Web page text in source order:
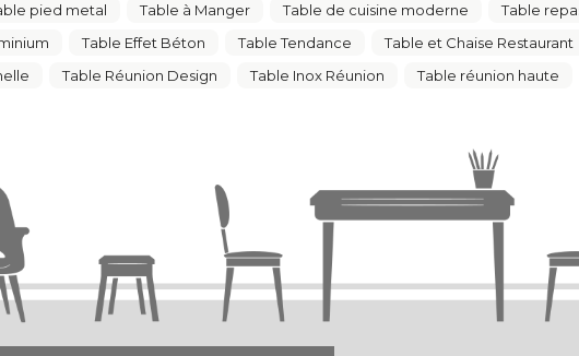
pied metal Table à Manger Table de cuisine moderne Table
Table Effet Béton Table Tendance Table et Chaise Restaurant
Table Réunion Design Table Inox Réunion Table réunion haute